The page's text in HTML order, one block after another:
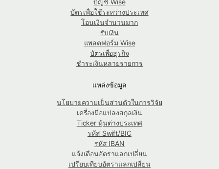
บัญชี Wise
บัตรเพื่อใช้ระหว่างประเทศ
โอนเงินจำนวนมาก
รับเงิน
แพลตฟอร์ม Wise
บัตรเพื่อธุรกิจ
ชำระเงินหลายรายการ
แหล่งข้อมูล
นโยบายความเป็นส่วนตัวในการวิจัย
เครื่องมือแปลงสกุลเงิน
Ticker หุ้นต่างประเทศ
รหัส Swift/BIC
รหัส IBAN
แจ้งเตือนอัตราแลกเปลี่ยน
เปรียบเทียบอัตราแลกเปลี่ยน